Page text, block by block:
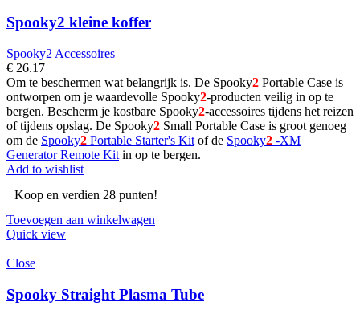
Spooky2 kleine koffer
Spooky2 Accessoires
€ 26.17
Om te beschermen wat belangrijk is. De Spooky2 Portable Case is
ontworpen om je waardevolle Spooky2-producten veilig in op te
bergen. Bescherm je kostbare Spooky2-accessoires tijdens het reizen
of tijdens opslag. De Spooky2 Small Portable Case is groot genoeg
om de Spooky2 Portable Starter's Kit of de Spooky2 -XM
Generator Remote Kit in op te bergen.
Add to wishlist
Koop en verdien 28 punten!
Toevoegen aan winkelwagen
Quick view
Close
Spooky Straight Plasma Tube